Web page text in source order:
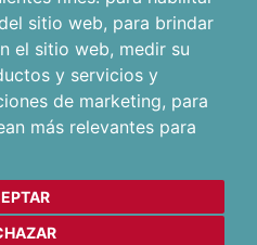
sitio web, para brindar
el sitio web, medir su
y servicios y
de marketing, para
más relevantes para